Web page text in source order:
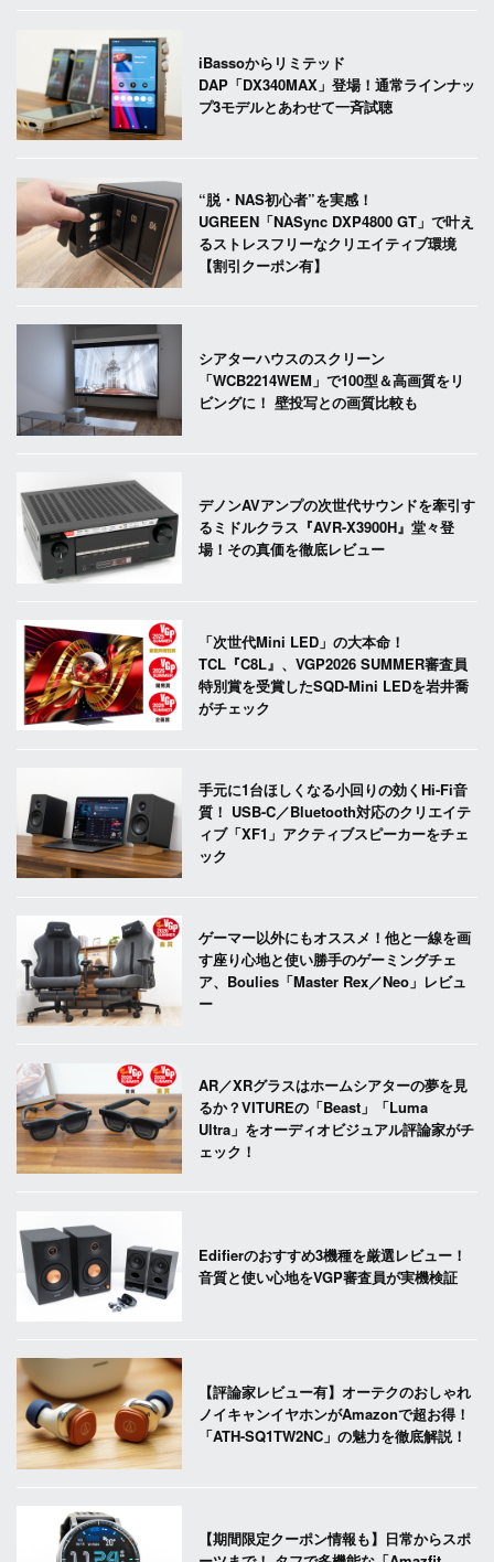
iBassoからリミテッド
DAP「DX340MAX」登場！通常ラインナッ
プ3モデルとあわせて一斉試聴
“脱・NAS初心者”を実感！
UGREEN「NASync DXP4800 GT」で叶え
るストレスフリーなクリエイティブ環境
【割引クーポン有】
シアターハウスのスクリーン
「WCB2214WEM」で100型＆高画質をリ
ビングに！ 壁投写との画質比較も
デノンAVアンプの次世代サウンドを牽引す
るミドルクラス『AVR-X3900H』堂々登
場！その真価を徹底レビュー
「次世代Mini LED」の大本命！
TCL『C8L』、VGP2026 SUMMER審査員
特別賞を受賞したSQD-Mini LEDを岩井喬
がチェック
手元に1台ほしくなる小回りの効くHi-Fi音
質！ USB-C／Bluetooth対応のクリエイテ
ィブ「XF1」アクティブスピーカーをチェ
ック
ゲーマー以外にもオススメ！他と一線を画
す座り心地と使い勝手のゲーミングチェ
ア、Boulies「Master Rex／Neo」レビュ
ー
AR／XRグラスはホームシアターの夢を見
るか？VITUREの「Beast」「Luma
Ultra」をオーディオビジュアル評論家がチ
ェック！
Edifierのおすすめ3機種を厳選レビュー！
音質と使い心地をVGP審査員が実機検証
【評論家レビュー有】オーテクのおしゃれ
ノイキャンイヤホンがAmazonで超お得！
「ATH-SQ1TW2NC」の魅力を徹底解説！
【期間限定クーポン情報も】日常からスポ